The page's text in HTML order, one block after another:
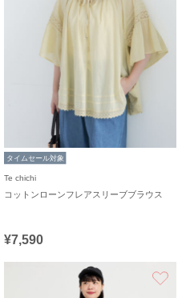
タイムセール対象
Te chichi
コットンローンフレアスリーブブラウス
¥7,590